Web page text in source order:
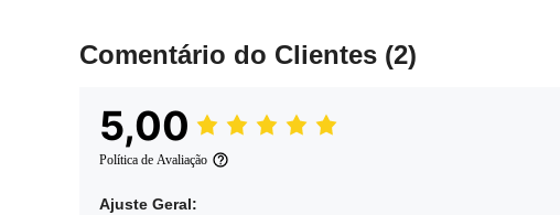
Comentário do Clientes (2)
5,00
Política de Avaliação
Ajuste Geral: